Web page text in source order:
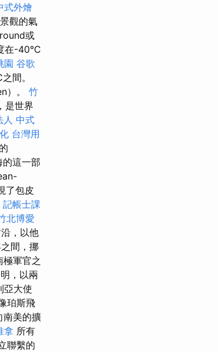
式外燴
觀的氣
或
在-40°C
園 谷歌
間。
）。 竹
是世界
中式
台灣用
這一部
了包皮
記帳士課
北博愛
，以他
間，挪
軍官之
，以兩
亞大使
珀斯飛
南美的擴
拿 所有
聯繫的